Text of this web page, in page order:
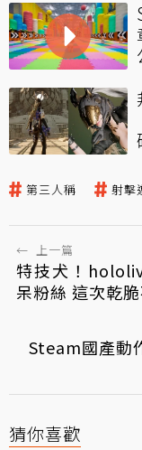
第三人稱 射擊
← 上一篇
特技犬！
呆粉絲 這次乾
Steam國產動
猜你喜歡